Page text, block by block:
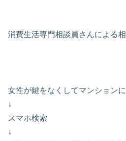
消費生活専門相談員さんによる
女性が鍵をなくしてマンションに
↓
スマホ検索
↓